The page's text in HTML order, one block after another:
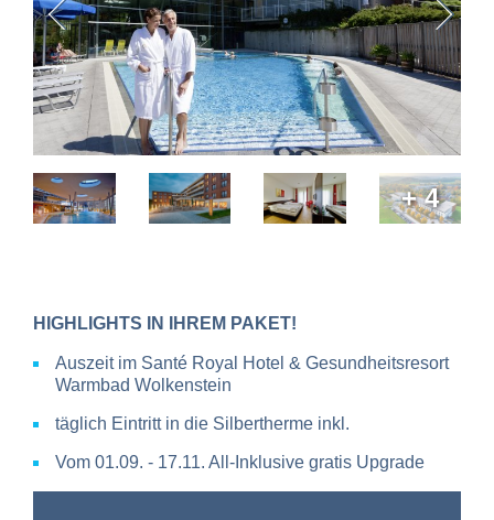
+ 4
HIGHLIGHTS IN IHREM PAKET!
Auszeit im Santé Royal Hotel & Gesundheitsresort
Warmbad Wolkenstein
täglich Eintritt in die Silbertherme inkl.
Vom 01.09. - 17.11. All-Inklusive gratis Upgrade